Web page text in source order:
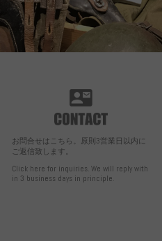
お問合せはこちら。原則3営業日以内に
ご返信致します。
Click here for inquiries. We will reply with
in 3 business days in principle.